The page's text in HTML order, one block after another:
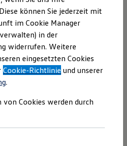
und Gebrauchtwagen
Zertifizierte Gebrauchtwagen
bei Gebrauchtwagen
&
über uns
GmbH) als
Anbieter von Inhalten
auf dieser Website
können Sie jederzeit mit
im Cookie Manager
in der
widerrufen. Weitere
eingesetzten Cookies
Cookie-Richtlinie und unserer
.
von Cookies werden durch